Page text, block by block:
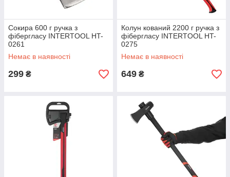
Сокира 600 г ручка з
фібергласу INTERTOOL HT-
0261
Немає в наявності
299 ₴
Колун кований 2200 г ручка з
фібергласу INTERTOOL HT-
0275
Немає в наявності
649 ₴